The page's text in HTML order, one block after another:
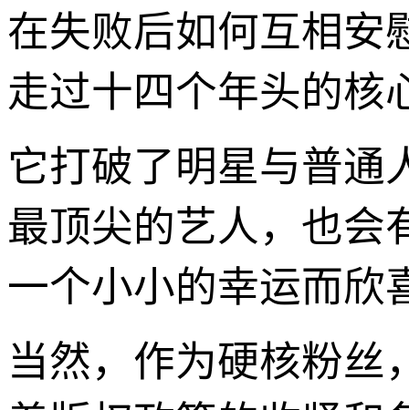
在失败后如何互相安
走过十四个年头的核
它打破了明星与普通
最顶尖的艺人，也会
一个小小的幸运而欣
当然，作为硬核粉丝